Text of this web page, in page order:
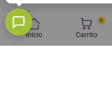
Inicio
0
Carrito
CONÓCENOS
INFORMACIÓN